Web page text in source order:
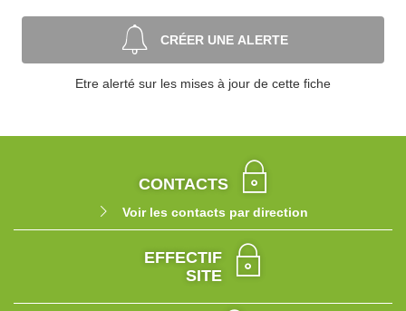
CRÉER UNE ALERTE
Etre alerté sur les mises à jour de cette fiche
CONTACTS
Voir les contacts par direction
EFFECTIF
SITE